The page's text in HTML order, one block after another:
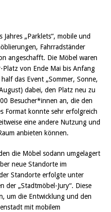
„Parklets“, mobile und
Fahrradständer
angeschafft. Die Möbel waren
Platz von Ende Mai bis Anfang
das Event „Sommer, Sonne,
dabei, den Platz neu zu
Besucher*innen an, die den
Format konnte sehr erfolgreich
eine andere Nutzung und
anbieten können.
die Möbel sodann umgelagert
neue Standorte im
Standorte erfolgte unter
der „Stadtmöbel-Jury“. Diese
um die Entwicklung und den
mit mobilem